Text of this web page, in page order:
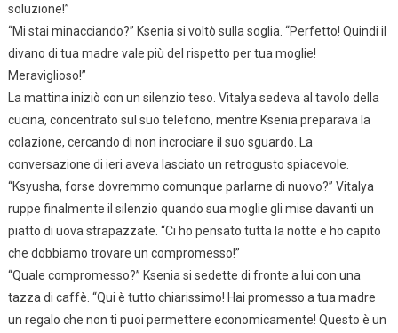
soluzione!”
“Mi stai minacciando?” Ksenia si voltò sulla soglia. “Perfetto! Quindi il
divano di tua madre vale più del rispetto per tua moglie!
Meraviglioso!”
La mattina iniziò con un silenzio teso. Vitalya sedeva al tavolo della
cucina, concentrato sul suo telefono, mentre Ksenia preparava la
colazione, cercando di non incrociare il suo sguardo. La
conversazione di ieri aveva lasciato un retrogusto spiacevole.
“Ksyusha, forse dovremmo comunque parlarne di nuovo?” Vitalya
ruppe finalmente il silenzio quando sua moglie gli mise davanti un
piatto di uova strapazzate. “Ci ho pensato tutta la notte e ho capito
che dobbiamo trovare un compromesso!”
“Quale compromesso?” Ksenia si sedette di fronte a lui con una
tazza di caffè. “Qui è tutto chiarissimo! Hai promesso a tua madre
un regalo che non ti puoi permettere economicamente! Questo è un